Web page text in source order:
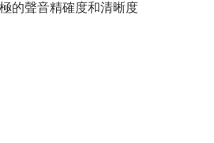
的聲音精確度和清晰度